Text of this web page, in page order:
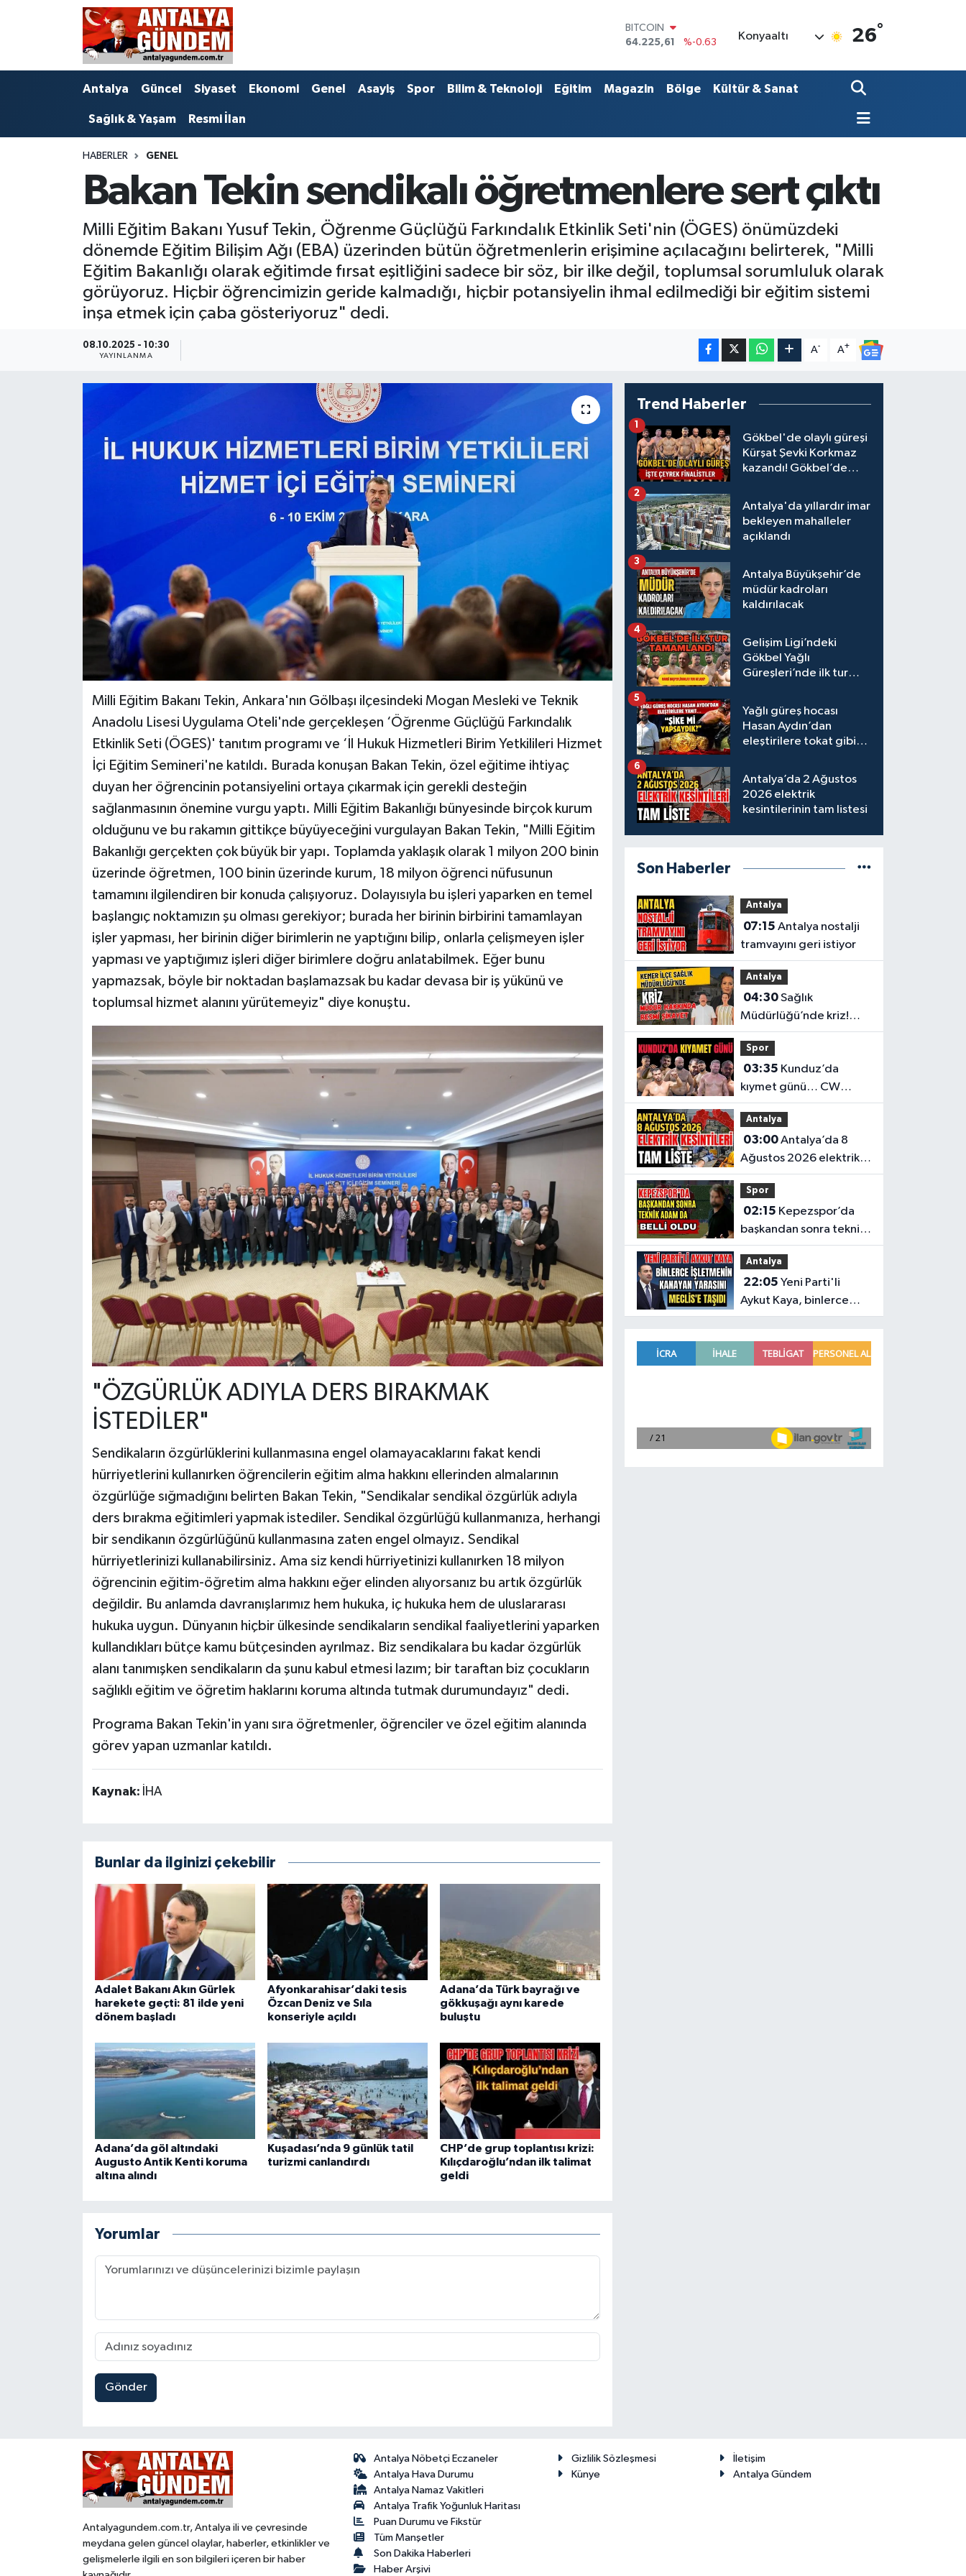
DOLAR
47,7143
%0.16
55,0317
%-0.02
STERLİN
64.225,61
%-0.63
Konyaaltı 26°
Antalya Güncel Siyaset Ekonomi Genel Asayiş Spor Bilim & Teknoloji Eğitim Magazin Bölge Kültür & Sanat
Sağlık & Yaşam Resmi İlan
HABERLER GENEL
Bakan Tekin sendikalı öğretmenlere sert çıktı
Milli Eğitim Bakanı Yusuf Tekin, Öğrenme Güçlüğü Farkındalık Etkinlik Seti'nin (ÖGES) önümüzdeki
dönemde Eğitim Bilişim Ağı (EBA) üzerinden bütün öğretmenlerin erişimine açılacağını belirterek, "Milli
Eğitim Bakanlığı olarak eğitimde fırsat eşitliğini sadece bir söz, bir ilke değil, toplumsal sorumluluk olarak
görüyoruz. Hiçbir öğrencimizin geride kalmadığı, hiçbir potansiyelin ihmal edilmediği bir eğitim sistemi
inşa etmek için çaba gösteriyoruz" dedi.
08.10.2025 - 10:30
YAYINLANMA
A- A+
Milli Eğitim Bakanı Tekin, Ankara'nın Gölbaşı ilçesindeki Mogan Mesleki ve Teknik
Anadolu Lisesi Uygulama Oteli'nde gerçekleşen ‘Öğrenme Güçlüğü Farkındalık
Etkinlik Seti (ÖGES)' tanıtım programı ve ‘İl Hukuk Hizmetleri Birim Yetkilileri Hizmet
İçi Eğitim Semineri'ne katıldı. Burada konuşan Bakan Tekin, özel eğitime ihtiyaç
duyan her öğrencinin potansiyelini ortaya çıkarmak için gerekli desteğin
sağlanmasının önemine vurgu yaptı. Milli Eğitim Bakanlığı bünyesinde birçok kurum
olduğunu ve bu rakamın gittikçe büyüyeceğini vurgulayan Bakan Tekin, "Milli Eğitim
Bakanlığı gerçekten çok büyük bir yapı. Toplamda yaklaşık olarak 1 milyon 200 binin
üzerinde öğretmen, 100 binin üzerinde kurum, 18 milyon öğrenci nüfusunun
tamamını ilgilendiren bir konuda çalışıyoruz. Dolayısıyla bu işleri yaparken en temel
başlangıç noktamızın şu olması gerekiyor; burada her birinin birbirini tamamlayan
işler yapması, her birinin diğer birimlerin ne yaptığını bilip, onlarla çelişmeyen işler
yapması ve yaptığımız işleri diğer birimlere doğru anlatabilmek. Eğer bunu
yapmazsak, böyle bir noktadan başlamazsak bu kadar devasa bir iş yükünü ve
toplumsal hizmet alanını yürütemeyiz" diye konuştu.
"ÖZGÜRLÜK ADIYLA DERS BIRAKMAK
İSTEDİLER"
Sendikaların özgürlüklerini kullanmasına engel olamayacaklarını fakat kendi
hürriyetlerini kullanırken öğrencilerin eğitim alma hakkını ellerinden almalarının
özgürlüğe sığmadığını belirten Bakan Tekin, "Sendikalar sendikal özgürlük adıyla
ders bırakma eğitimleri yapmak istediler. Sendikal özgürlüğü kullanmanıza, herhangi
bir sendikanın özgürlüğünü kullanmasına zaten engel olmayız. Sendikal
hürriyetlerinizi kullanabilirsiniz. Ama siz kendi hürriyetinizi kullanırken 18 milyon
öğrencinin eğitim-öğretim alma hakkını eğer elinden alıyorsanız bu artık özgürlük
değildir. Bu anlamda davranışlarımız hem hukuka, iç hukuka hem de uluslararası
hukuka uygun. Dünyanın hiçbir ülkesinde sendikaların sendikal faaliyetlerini yaparken
kullandıkları bütçe kamu bütçesinden ayrılmaz. Biz sendikalara bu kadar özgürlük
alanı tanımışken sendikaların da şunu kabul etmesi lazım; bir taraftan biz çocukların
sağlıklı eğitim ve öğretim haklarını koruma altında tutmak durumundayız" dedi.
Programa Bakan Tekin'in yanı sıra öğretmenler, öğrenciler ve özel eğitim alanında
görev yapan uzmanlar katıldı.
Kaynak: İHA
Bunlar da ilginizi çekebilir
Adalet Bakanı Akın Gürlek
harekete geçti: 81 ilde yeni
dönem başladı
Afyonkarahisar’daki tesis
Özcan Deniz ve Sıla
konseriyle açıldı
Adana’da Türk bayrağı ve
gökkuşağı aynı karede
buluştu
Adana’da göl altındaki
Augusto Antik Kenti koruma
altına alındı
Kuşadası’nda 9 günlük tatil
turizmi canlandırdı
CHP’de grup toplantısı krizi:
Kılıçdaroğlu’ndan ilk talimat
geldi
Yorumlar
Gönder
Trend Haberler
Gökbel'de olaylı güreşi
Kürşat Şevki Korkmaz
kazandı! Gökbel’de
Gürbüz elendi!
1
Antalya'da yıllardır imar
bekleyen mahalleler
açıklandı
2
Antalya Büyükşehir’de
müdür kadroları
kaldırılacak
3
Gelişim Ligi’ndeki
Gökbel Yağlı
Güreşleri’nde ilk tur
4
Yağlı güreş hocası
Hasan Aydın’dan
eleştirilere tokat gibi
5
Antalya’da 2 Ağustos
2026 elektrik
kesintilerinin tam listesi
6
Son Haberler
Antalya
07:15
tramvayını geri istiyor
Antalya
04:30Sağlık
Müdürlüğü’nde kriz!
Müdür hakkında resmi
şikayet
Spor
03:35
kıymet günü… CW
Enerji Yağlı Güreş
Ligi’nin 6. Etabı öncesi
nefesler tutuldu
Antalya
03:00Antalya’da 8
Ağustos 2026 elektrik
kesintilerinin tam listesi
Spor
02:15
başkandan sonra teknik
adam da belli oldu
Antalya
22:05
Aykut Kaya, binlerce
işletmenin kanayan
Antalyagundem.com.tr, Antalya ili ve çevresinde
meydana gelen güncel olaylar, haberler, etkinlikler ve
gelişmelerle ilgili en son bilgileri içeren bir haber
Antalya Nöbetçi Eczaneler
Antalya Hava Durumu
Antalya Namaz Vakitleri
Antalya Trafik Yoğunluk Haritası
Puan Durumu ve Fikstür
Tüm Manşetler
Son Dakika Haberleri
Haber Arşivi
Gizlilik Sözleşmesi
İletişim
Künye
Antalya Gündem
Antalya
Bilim & Teknoloji
Ekonomi
Görüntülü Haber
Kültür & Sanat
Antalya Nöbetçi Eczaneler
Antalya Hava Durumu
Antalya Namaz Vakitleri
Süper Lig Puan Durumu ve Fikstür
Tüm Manşetler
Son Dakika Haberleri
Haber Arşivi